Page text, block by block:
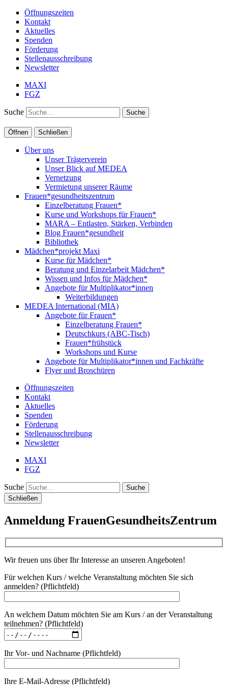
Öffnungszeiten
Kontakt
Aktuelles
Spenden
Förderung
Stellenausschreibung
Newsletter
MAXI
FGZ
Suche
Öffnen Schließen
Über uns
Unser Trägerverein
Unser Blick auf MEDEA
Vernetzung
Vermietung unserer Räume
Frauen*gesundheitszentrum
Einzelberatung Frauen*
Kurse und Workshops für Frauen*
MARA – Entlasten, Stärken, Verbinden
Blog Frauen*gesundheit
Bibliothek
Mädchen*projekt Maxi
Kurse für Mädchen*
Beratung und Einzelarbeit Mädchen*
Wissen und Infos für Mädchen*
Angebote für Multiplikator*innen
Weiterbildungen
MEDEA International (MIA)
Angebote für Frauen*
Einzelberatung Frauen*
Deutschkurs (ABC-Tisch)
Frauen*frühstück
Workshops und Kurse
Angebote für Multiplikator*innen und Fachkräfte
Flyer und Broschüren
Öffnungszeiten
Kontakt
Aktuelles
Spenden
Förderung
Stellenausschreibung
Newsletter
MAXI
FGZ
Suche
Schließen
Anmeldung FrauenGesundheitsZentrum
Wir freuen uns über Ihr Interesse an unseren Angeboten!
Für welchen Kurs / welche Veranstaltung möchten Sie sich
anmelden? (Pflichtfeld)
An welchem Datum möchten Sie am Kurs / an der Veranstaltung
teilnehmen? (Pflichtfeld)
Ihr Vor- und Nachname (Pflichtfeld)
Ihre E-Mail-Adresse (Pflichtfeld)